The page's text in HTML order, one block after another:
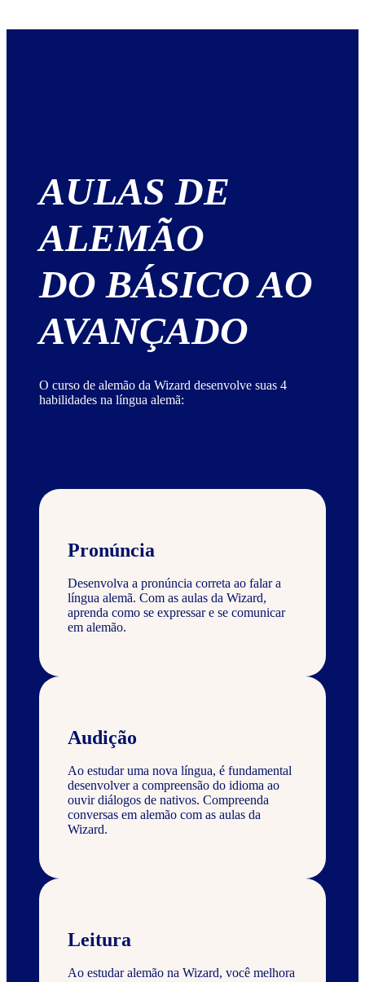
AULAS DE
ALEMÃO
DO BÁSICO AO
AVANÇADO
O curso de alemão da Wizard desenvolve suas 4
habilidades na língua alemã:
Pronúncia
Desenvolva a pronúncia correta ao falar a
língua alemã. Com as aulas da Wizard,
aprenda como se expressar e se comunicar
em alemão.
Audição
Ao estudar uma nova língua, é fundamental
desenvolver a compreensão do idioma ao
ouvir diálogos de nativos. Compreenda
conversas em alemão com as aulas da
Wizard.
Leitura
Ao estudar alemão na Wizard, você melhora